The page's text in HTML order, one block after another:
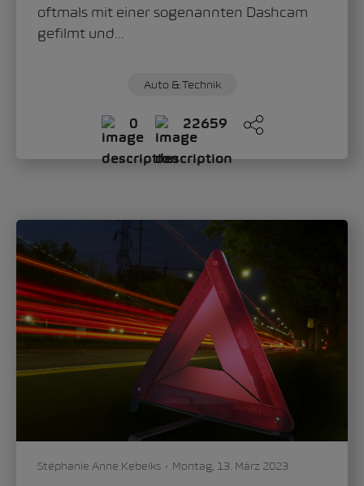
oftmals mit einer sogenannten Dashcam
gefilmt und...
Auto & Technik
0 22659
Stéphanie Anne Kebeiks Montag, 13. März 2023